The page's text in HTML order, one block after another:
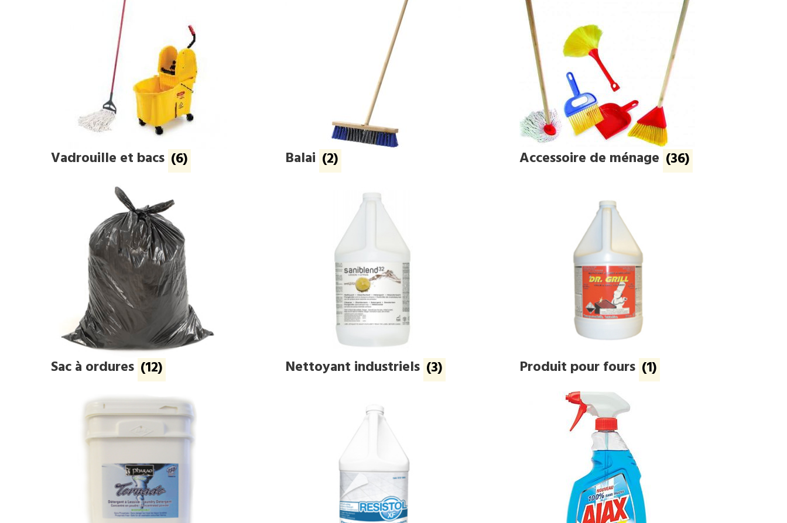
Vadrouille et bacs (6) Balai (2) Accessoire de ménage (36)
Sac à ordures (12) Nettoyant industriels (3) Produit pour fours (1)